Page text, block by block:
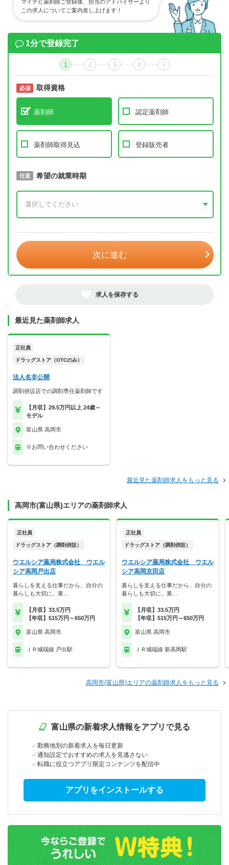
マイナビ薬剤師ご登録後、担当のアドバイザーより
この求人についてご案内差し上げます！
1分で登録完了
1 2 3 4 5
必須 取得資格
薬剤師 認定薬剤師
薬剤師取得見込 登録販売者
必須 取得予定年
任意 希望の就業時期
次に進む
求人を保存する
最近見た薬剤師求人
正社員
ドラッグストア（OTCのみ）
法人名非公開
調剤併設店での調剤専任薬剤師です
【月収】29.5万円以上 24歳～
モデル
富山県 高岡市
※お問い合わせください
最近見た薬剤師求人をもっと見る
高岡市(富山県)エリアの薬剤師求人
正社員
ドラッグストア（調剤併設）
ウエルシア薬局株式会社 ウエル
シア高岡戸出店
暮らしを支える仕事だから、自分の
暮らしも大切に。業…
【月収】33.5万円
【年収】515万円～650万円
富山県 高岡市
ＪＲ城端線 戸出駅
正社員
ドラッグストア（調剤併設）
ウエルシア薬局株式会社 ウエル
シア高岡京田店
暮らしを支える仕事だから、自分の
暮らしも大切に。業…
【月収】33.5万円
【年収】515万円～650万円
富山県 高岡市
ＪＲ城端線 新高岡駅
高岡市(富山県)エリアの薬剤師求人をもっと見る
富山県の新着求人情報をアプリで見る
勤務地別の新着求人を毎日更新
通知設定でおすすめの求人を見逃さない
転職に役立つアプリ限定コンテンツを配信中
アプリをインストールする